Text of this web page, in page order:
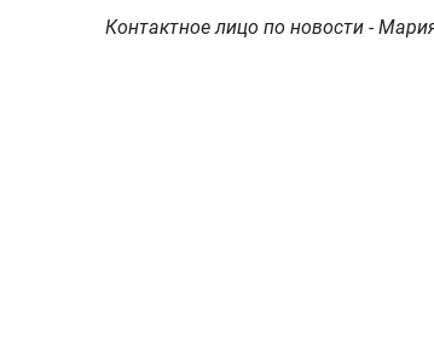
Контактное лицо по новости -